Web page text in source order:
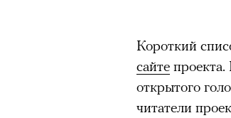
Короткий
сайте
открытого
читатели